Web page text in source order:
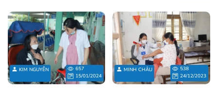
Quảng Nam trong các ngày 10,
14 và 15/3/2024 vừa qua. Đồng
thời phát động cuộc thi Phụ nữ
khởi nghiệp 2024 với chủ đề
“Phụ nữ khởi nghiệp sáng tạo
và chuyển đổi xanh” cho phụ nữ
khuyết tật tại địa phương.
Quảng Trị tổ chức khám và từ
vấn sức khỏe sinh sản cho 106
phụ nữ và trẻ em gái khuyết tật
là người dân tộc thiểu số trong
độ tuổi từ 15 đến 60 tuổi tại các
xã miền núi huyện Hướng Hóa,
tỉnh Quảng Trị.
KIM NGUYỄN
657
15/01/2024
MINH CHÂU
538
24/12/2023